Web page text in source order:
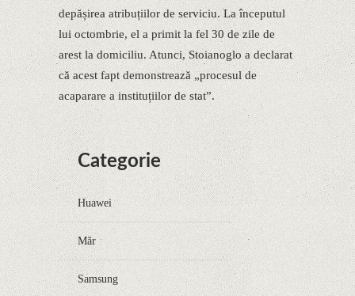
depășirea atribuțiilor de serviciu. La începutul
lui octombrie, el a primit la fel 30 de zile de
arest la domiciliu. Atunci, Stoianoglo a declarat
că acest fapt demonstrează „procesul de
acaparare a instituțiilor de stat”.
Categorie
Huawei
Măr
Samsung